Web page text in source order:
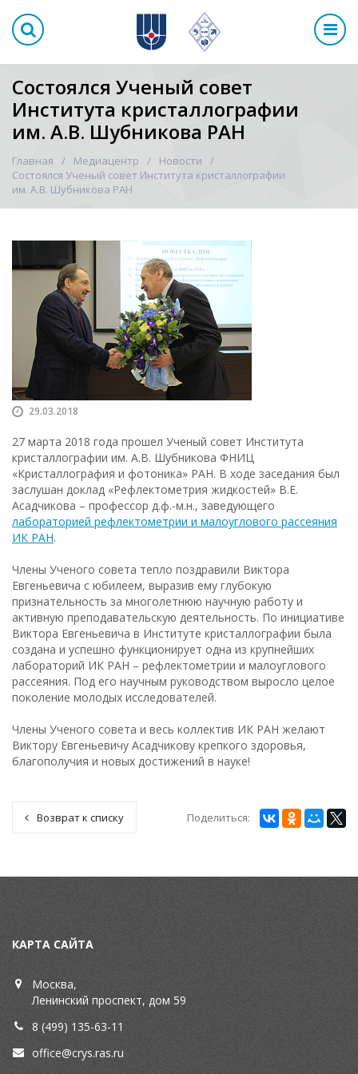
Состоялся Ученый совет
Института кристаллографии
им. А.В. Шубникова РАН
Главная Медиацентр
Новости
Состоялся Ученый совет Института кристаллографии
им. А.В. Шубникова РАН
29.03.2018
27 марта 2018 года прошел Ученый совет Института
кристаллографии им. А.В. Шубникова ФНИЦ
«Кристаллография и фотоника» РАН. В ходе заседания был
заслушан доклад «Рефлектометрия жидкостей» В.Е.
Асадчикова – профессор д.ф.-м.н., заведующего
лабораторией рефлектометрии и малоуглового рассеяния
ИК РАН.
Члены Ученого совета тепло поздравили Виктора
Евгеньевича с юбилеем, выразив ему глубокую
признательность за многолетнюю научную работу и
активную преподавательскую деятельность. По инициативе
Виктора Евгеньевича в Институте кристаллографии была
создана и успешно функционирует одна из крупнейших
лабораторий ИК РАН – рефлектометрии и малоуглового
рассеяния. Под его научным руководством выросло целое
поколение молодых исследователей.
Члены Ученого совета и весь коллектив ИК РАН желают
Виктору Евгеньевичу Асадчикову крепкого здоровья,
благополучия и новых достижений в науке!
Возврат к списку Поделиться:
КАРТА САЙТА
Москва,
Ленинский проспект, дом 59
8 (499) 135-63-11
office@crys.ras.ru